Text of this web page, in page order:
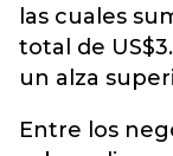
las cuales
total de
un alza
Entre los